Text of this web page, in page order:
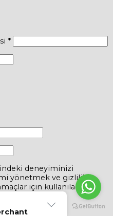
*
deneyiminizi
yönetmek ve gizlilik
için kullanılacaktır.